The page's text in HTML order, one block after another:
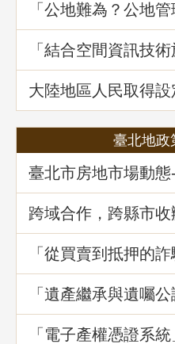
「公地難為？公地
地政講堂回顧
「結合空間資訊技
海域離岸風力發電
堂回顧
大陸地區人民取得
之許可及管理
臺北地政
臺北市房地市場動
場
跨域合作，跨縣市
「從買賣到抵押的
顧
「遺產繼承與遺囑
「電子產權憑證系